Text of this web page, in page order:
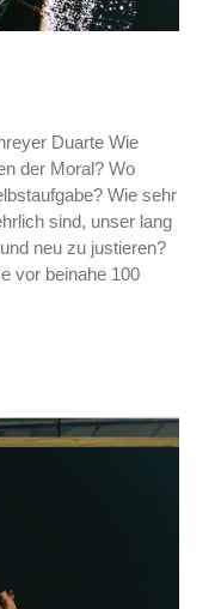
Duarte Wie
der Moral? Wo
Wie sehr
sind, unser lang
neu zu justieren?
vor beinahe 100